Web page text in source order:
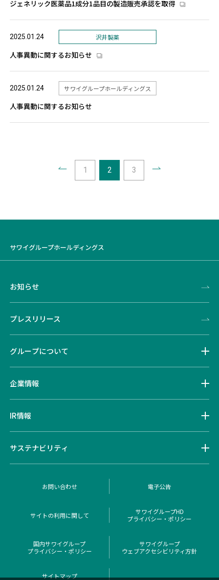
ジェネリック医薬品1成分1品目の製造販売承認を取得
2025.01.24 沢井製薬
人事異動に関するお知らせ
2025.01.24 サワイグループホールディングス
人事異動に関するお知らせ
1 2 3
サワイグループホールディングス
お知らせ
プレスリリース
グループについて
企業情報
IR情報
サステナビリティ
お問い合わせ 電子公告
サイトの利用に関して
サワイグループHD
プライバシー・ポリシー
国内サワイグループ
プライバシー・ポリシー
サワイグループ
ウェブアクセシビリティ方針
サイトマップ